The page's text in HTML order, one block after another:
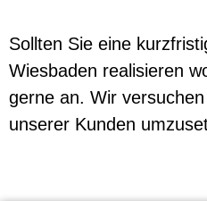
Sollten Sie eine
Wiesbaden realisieren
gerne an. Wir
unserer Kunden